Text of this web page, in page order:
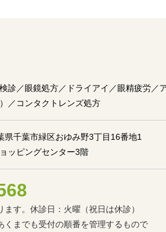
診／眼鏡処方／ドライアイ／眼精疲労／
／コンタクトレンズ処方
県千葉市緑区おゆみ野3丁目16番地1
ッピングセンター3階
す。休診日：火曜（祝日は休診）
までも受付の順番を管理するもので